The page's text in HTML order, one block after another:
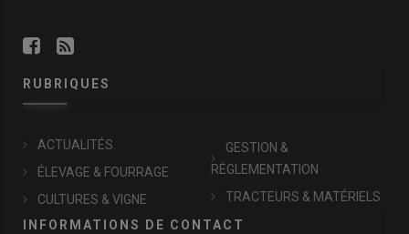
RUBRIQUES
ACTUALITÉS
ÉLEVAGE & FOURRAGE
CULTURES & VIGNE
GESTION &
RÉGLEMENTATION
TRACTEURS & MATÉRIELS
INFORMATIONS DE CONTACT